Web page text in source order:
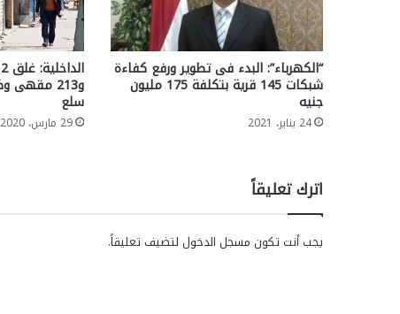
“الكهرباء”: البدء فى تطوير ورفع كفاءة
شبكات 145 قرية بتكلفة 175 مليون
جنيه
24 يناير، 2021
سلع
29 مارس، 2020
اترك تعليقاً
يجب أنت تكون مسجل الدخول لتضيف تعليقاً.